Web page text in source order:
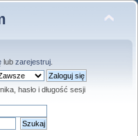
lub zarejestruj.
hasło i długość sesji